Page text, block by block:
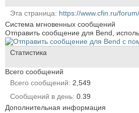
Эта страница https://www.cfin.ru/
Система мгновенных сообщений
Отправить сообщение для Bend,
Статистика
Всего сообщений
Всего сообщений 2,549
Сообщений в день 0.39
Дополнительная информация